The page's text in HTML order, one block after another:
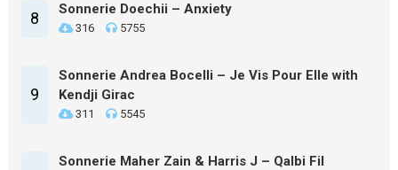
8 Sonnerie Doechii – Anxiety
316 5755
9
Sonnerie Andrea Bocelli – Je Vis Pour Elle with
Kendji Girac
311 5545
Sonnerie Maher Zain & Harris J – Qalbi Fil